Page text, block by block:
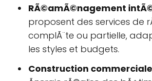
RÃ©amÃ©nagement
proposent des services de
complÃ¨te ou partielle,
les styles et budgets.
Construction